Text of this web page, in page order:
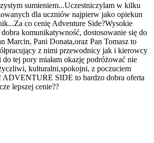
sumieniem...Uczestniczylam w kilku
dla uczniów najpierw jako opiekun
co cenię Adventure Side?Wysokie
komunikatywność, dostosowanie się do
Marcin, Pani Donata,oraz Pan Tomasz to
z nimi przewodnicy jak i kierowcy
tej pory miałam okazję podróżować nie
kulturalni,spokojni, z poczuciem
ADVENTURE SIDE to bardzo dobra oferta
lepszej cenie??